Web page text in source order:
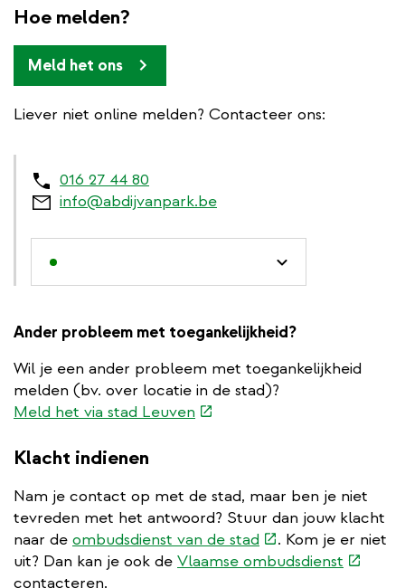
Hoe melden?
Meld het ons
Liever niet online melden? Contacteer ons:
016 27 44 80
info@abdijvanpark.be
Ander probleem met toegankelijkheid?
Wil je een ander probleem met toegankelijkheid
melden (bv. over locatie in de stad)?
Meld het via stad Leuven (externe
Klacht indienen
Nam je contact op met de stad, maar ben je niet
tevreden met het antwoord? Stuur dan jouw klacht
naar de ombudsdienst van de stad (externe
link)
. Kom je er niet
uit? Dan kan je ook de Vlaamse ombudsdienst (externe
contacteren.